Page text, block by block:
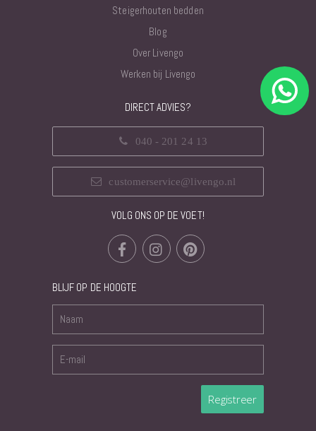
Steigerhouten bedden
Blog
Over Livengo
Werken bij Livengo
DIRECT ADVIES?
040 - 201 24 13
customerservice@livengo.nl
VOLG ONS OP DE VOET!
BLIJF OP DE HOOGTE
Registreer